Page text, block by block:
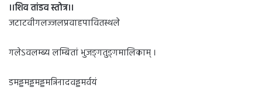
।।शिव तांडव स्तोत्र।।
जटाटवीगलज्जलप्रवाहपावितस्थले
गलेऽवलम्ब्य लम्बितां भुजङ्गतुङ्गमालिकाम् ।
डमड्डमड्डमड्डमन्निनादवड्डमर्वयं